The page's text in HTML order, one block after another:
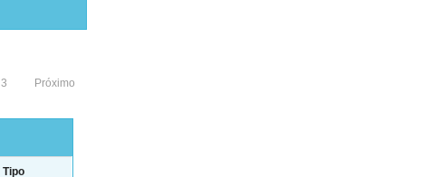
3 Próximo
Tipo